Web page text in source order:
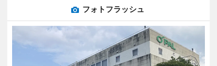
フォトフラッシュ